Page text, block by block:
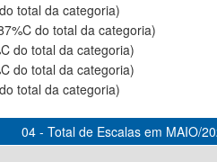
total da categoria)
do total da categoria)
do total da categoria)
do total da categoria)
total da categoria)
04 - Total de Escalas em MAIO/